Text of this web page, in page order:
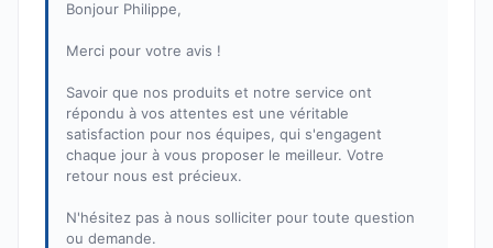
Bonjour Philippe,
Merci pour votre avis !
Savoir que nos produits et notre service ont
répondu à vos attentes est une véritable
satisfaction pour nos équipes, qui s'engagent
chaque jour à vous proposer le meilleur. Votre
retour nous est précieux.
N'hésitez pas à nous solliciter pour toute question
ou demande.